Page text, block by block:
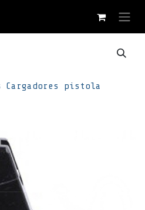
Cargadores pistola